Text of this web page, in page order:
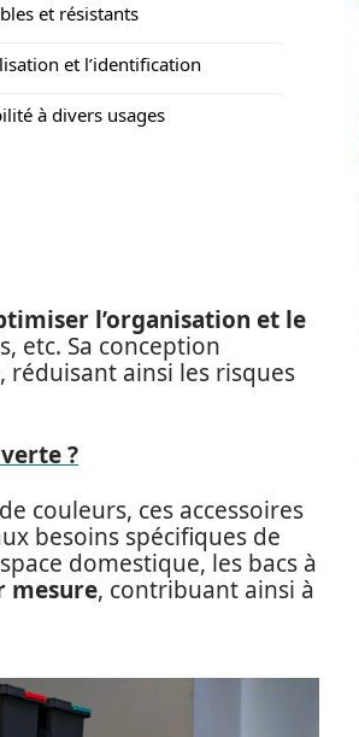
et résistants
et l’identification
à divers usages
l’organisation et le
etc. Sa conception
ainsi les risques
?
couleurs, ces accessoires
besoins spécifiques de
domestique, les bacs à
mesure, contribuant ainsi à